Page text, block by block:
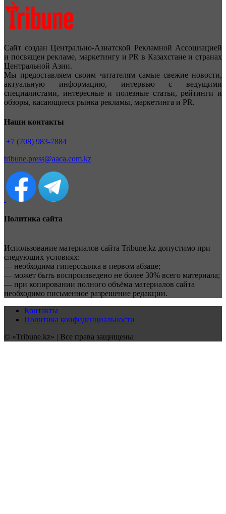
Сайт создан Центрально-Азиатской Рекламной Ассоциацией
и посвящен рекламе, маркетингу и PR в Казахстане и странах
Центральной Азии.
Мы предоставляем своим читателям самые свежие новости,
актуальную информацию, интервью с ведущими
специалистами, интересные и полезные статьи, рейтинги и
обзоры, касающиеся рынка рекламы, маркетинга и PR.
Наши контакты
+7 (708) 983-7884
tribune.press@aaca.com.kz
Политика сайта
Использование материалов сайта Tribune.kz допустимо при
следующих условиях:
— необходима гиперссылка в первом абзаце;
— может быть воспроизведено не более 30% всего материала;
— при копировании полного объёма материалов сайта
необходимо письменное разрешение редакции.
Контакты
Политика конфиденциальности
© «Tribune.kz» | Все права защищены